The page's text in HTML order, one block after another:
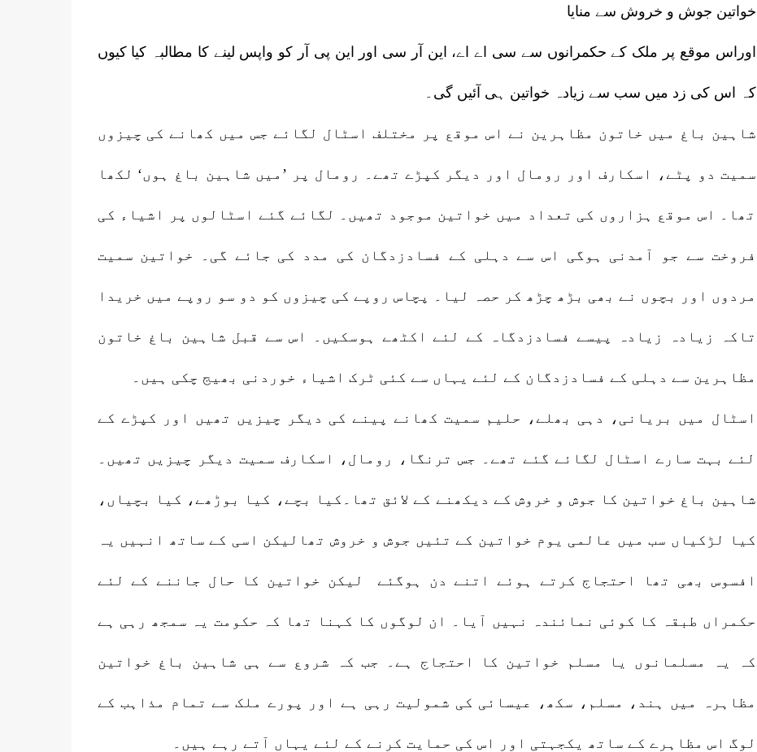
خواتین جوش و خروش سے منایا
اوراس موقع پر ملک کے حکمرانوں سے سی اے اے، این آر سی اور این پی آر کو واپس لینے کا مطالبہ کیا کیوں
کہ اس کی زد میں سب سے زیادہ خواتین ہی آئیں گی۔
شاہین باغ میں خاتون مظاہرین نے اس موقع پر مختلف اسٹال لگائے جس میں کھانے کی چیزوں
سمیت دو پٹے، اسکارف اور رومال اور دیگر کپڑے تھے۔ رومال پر ’میں شاہین باغ ہوں‘ لکھا
تھا۔ اس موقع ہزاروں کی تعداد میں خواتین موجود تھیں۔ لگائے گئے اسٹالوں پر اشیاء کی
فروخت سے جو آمدنی ہوگی اس سے دہلی کے فسادزدگان کی مدد کی جائے گی۔ خواتین سمیت
مردوں اور بچوں نے بھی بڑھ چڑھ کر حصہ لیا۔ پچاس روپے کی چیزوں کو دو سو روپے میں خریدا
تاکہ زیادہ زیادہ پیسے فسادزدگاہ کے لئے اکٹھے ہوسکیں۔ اس سے قبل شاہین باغ خاتون
مظاہرین سے دہلی کے فسادزدگان کے لئے یہاں سے کئی ٹرک اشیاء خوردنی بھیج چکی ہیں۔
اسٹال میں بریانی، دہی بھلے، حلیم سمیت کھانے پینے کی دیگر چیزیں تھیں اور کپڑے کے
لئے بہت سارے اسٹال لگائے گئے تھے۔ جس ترنگا، رومال، اسکارف سمیت دیگر چیزیں تھیں۔
شاہین باغ خواتین کا جوش و خروش کے دیکھنے کے لائق تھا۔کیا بچے، کیا بوڑھے، کیا بچیاں،
کیا لڑکیاں سب میں عالمی یوم خواتین کے تئیں جوش و خروش تھالیکن اسی کے ساتھ انہیں یہ
افسوس بھی تھا احتجاج کرتے ہوئے اتنے دن ہوگئے لیکن خواتین کا حال جاننے کے لئے
حکمراں طبقہ کا کوئی نمائندہ نہیں آیا۔ ان لوگوں کا کہنا تھا کہ حکومت یہ سمجھ رہی ہے
کہ یہ مسلمانوں یا مسلم خواتین کا احتجاج ہے۔ جب کہ شروع سے ہی شاہین باغ خواتین
مظاہرہ میں ہند، مسلم، سکھ، عیسائی کی شمولیت رہی ہے اور پورے ملک سے تمام مذاہب کے
لوگ اس مظاہرے کے ساتھ یکجہتی اور اس کی حمایت کرنے کے لئے یہاں آتے رہے ہیں۔